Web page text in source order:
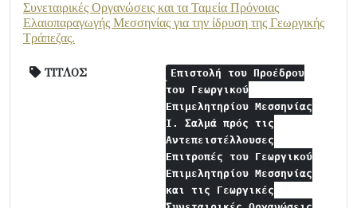
Συνεταιρικές Οργανώσεις και τα Ταμεία Πρόνοιας
Ελαιοπαραγωγής Μεσσηνίας για την ίδρυση της Γεωργικής
Τράπεζας.
ΤΙΤΛΟΣ
Επιστολή του Προέδρου
του Γεωργικού
Επιμελητηρίου Μεσσηνίας
Ι. Σαλμά πρός τις
Αντεπειστέλλουσες
Επιτροπές του Γεωργικού
Επιμελητηρίου Μεσσηνίας
και τις Γεωργικές